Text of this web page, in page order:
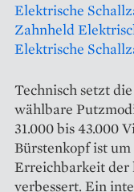
Elektrische
Zahnheld
Elektrische
Technisch setzt
wählbare
31.000 bis 43.000
Bürstenkopf ist
Erreichbarkeit der
verbessert. Ein